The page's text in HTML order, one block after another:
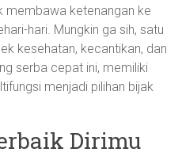
membawa ketenangan ke
hari. Mungkin ga sih, satu
kesehatan, kecantikan, dan
serba cepat ini, memiliki
menjadi pilihan bijak
Dirimu